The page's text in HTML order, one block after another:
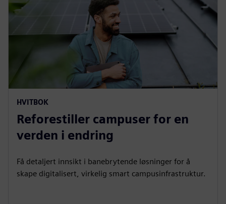
HVITBOK
Reforestiller campuser for en
verden i endring
Få detaljert innsikt i banebrytende løsninger for å
skape digitalisert, virkelig smart campusinfrastruktur.